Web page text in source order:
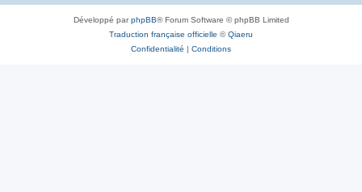
Développé parphpBB® Forum Software © phpBB Limited
Traduction française officielle ©Qiaeru
Confidentialité | Conditions